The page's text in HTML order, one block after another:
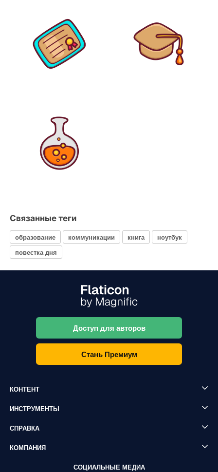
Связанные теги
образование коммуникации книга
ноутбук
повестка дня
Доступ для авторов
Стань Премиум
КОНТЕНТ
ИНСТРУМЕНТЫ
СПРАВКА
КОМПАНИЯ
СОЦИАЛЬНЫЕ МЕДИА